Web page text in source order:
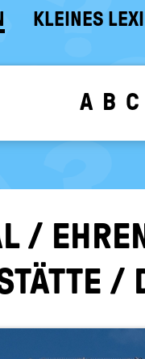
KLEINES
A B C
/
/